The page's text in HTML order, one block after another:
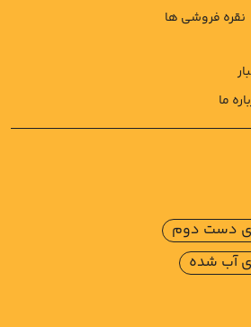
نقره فروشی ها
ما
دست دوم
آب شده